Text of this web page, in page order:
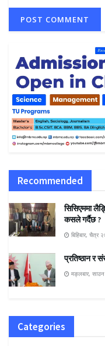
Recommended
सिसिएममा
कसले गर्दैछ ?
बिहिबार, चैत्र
प्रतिष्ठान र
मङ्लबार,
Categories